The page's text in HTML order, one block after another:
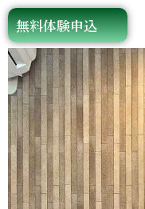
無料体験申込